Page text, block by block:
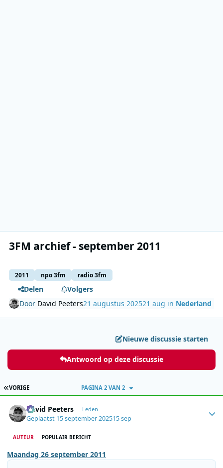
3FM archief - september 2011
2011 npo 3fm radio 3fm
Delen
Volgers
Door David Peeters21 augustus 202521 aug in Nederland
Nieuwe discussie starten
Antwoord op deze discussie
EERSTE PAGINA
VORIGE PAGINA 2 VAN 2
David Peeters Leden
Geplaatst 15 september 202515 sep
AUTEUR POPULAIR BERICHT
Maandag 26 september 2011